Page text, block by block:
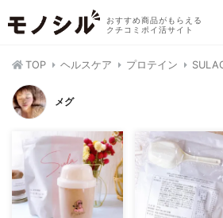
おすすめ商品がもらえる
クチコミポイ活サイト
TOP ヘルスケア プロテイン
メグ